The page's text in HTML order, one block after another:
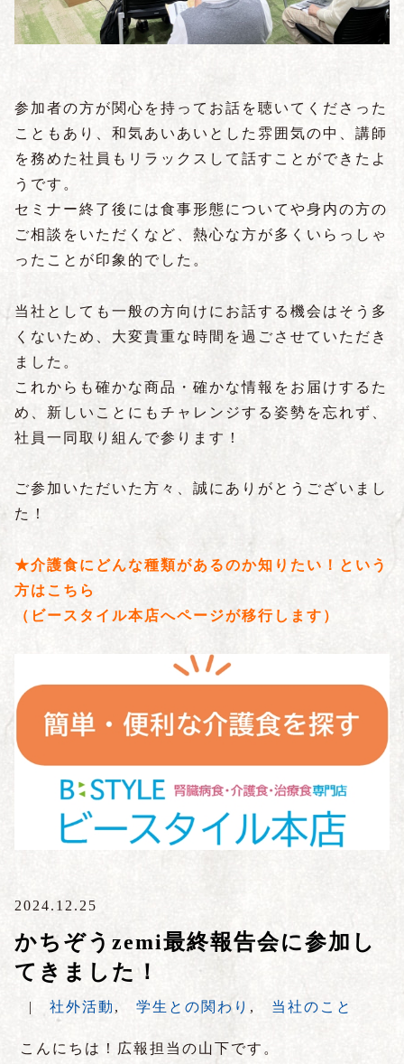
参加者の方が関心を持ってお話を聴いてくださった
こともあり、和気あいあいとした雰囲気の中、講師
を務めた社員もリラックスして話すことができたよ
うです。
セミナー終了後には食事形態についてや身内の方の
ご相談をいただくなど、熱心な方が多くいらっしゃ
ったことが印象的でした。
当社としても一般の方向けにお話する機会はそう多
くないため、大変貴重な時間を過ごさせていただき
ました。
これからも確かな商品・確かな情報をお届けするた
め、新しいことにもチャレンジする姿勢を忘れず、
社員一同取り組んで参ります！
ご参加いただいた方々、誠にありがとうございまし
た！
★介護食にどんな種類があるのか知りたい！という
方はこちら
（ビースタイル本店へページが移行します）
2024.12.25
かちぞうzemi最終報告会に参加し
てきました！
| 社外活動 , 学生との関わり , 当社のこと
こんにちは！広報担当の山下です。